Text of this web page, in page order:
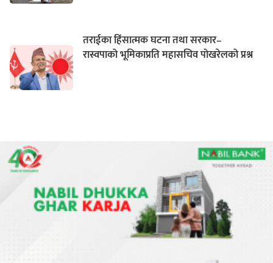
तराईका हिंसात्मक घटना तथा सरकार–
रास्वपाको भूमिकाप्रति महासचिव पोखरेलको प्रश्न